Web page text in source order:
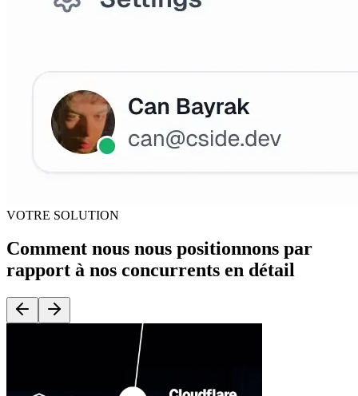
VOTRE SOLUTION
Comment nous nous positionnons par
rapport à nos concurrents en détail